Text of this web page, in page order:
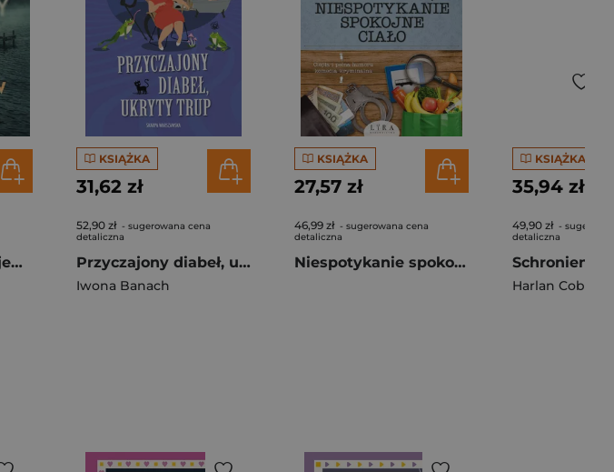
Wilcze sekrety. Tajemnice jeziora Omulew
KSIĄŻKA
31,62 zł
52,90 zł - sugerowana cena
detaliczna
Przyczajony diabeł, ukryty trup
Iwona Banach
KSIĄŻKA
27,57 zł
46,99 zł - sugerowana cena
detaliczna
Niespotykanie spokojne ciało. Malwina i Eliza na tropie
KSIĄŻKA
35,94 zł
49,90 zł -
detaliczna
Schronienie
Harlan Coben